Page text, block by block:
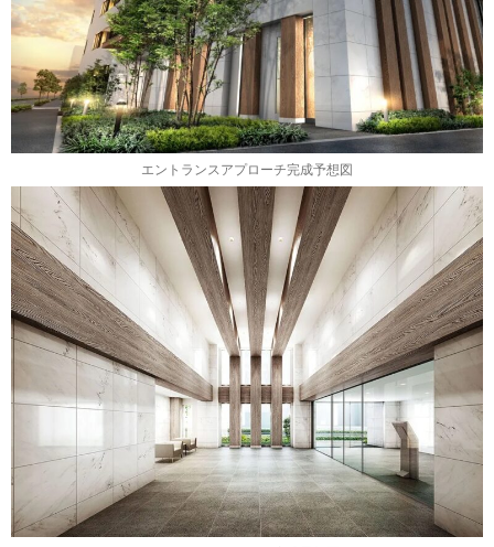
エントランスアプローチ完成予想図